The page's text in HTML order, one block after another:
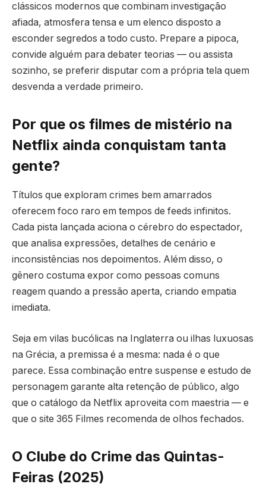
clássicos modernos que combinam investigação
afiada, atmosfera tensa e um elenco disposto a
esconder segredos a todo custo. Prepare a pipoca,
convide alguém para debater teorias — ou assista
sozinho, se preferir disputar com a própria tela quem
desvenda a verdade primeiro.
Por que os filmes de mistério na
Netflix ainda conquistam tanta
gente?
Títulos que exploram crimes bem amarrados
oferecem foco raro em tempos de feeds infinitos.
Cada pista lançada aciona o cérebro do espectador,
que analisa expressões, detalhes de cenário e
inconsistências nos depoimentos. Além disso, o
gênero costuma expor como pessoas comuns
reagem quando a pressão aperta, criando empatia
imediata.
Seja em vilas bucólicas na Inglaterra ou ilhas luxuosas
na Grécia, a premissa é a mesma: nada é o que
parece. Essa combinação entre suspense e estudo de
personagem garante alta retenção de público, algo
que o catálogo da Netflix aproveita com maestria — e
que o site 365 Filmes recomenda de olhos fechados.
O Clube do Crime das Quintas-
Feiras (2025)